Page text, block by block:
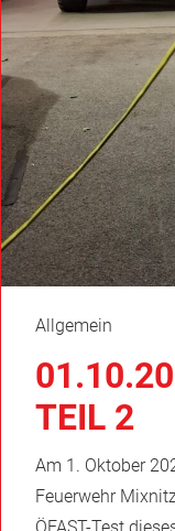
Allgemein
TEIL 2
Am 1. Oktober
Feuerwehr